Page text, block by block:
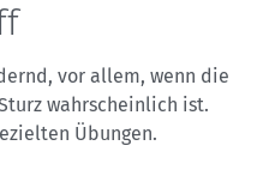
vor allem, wenn die
wahrscheinlich ist.
Übungen.